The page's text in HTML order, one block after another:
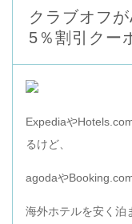
クラブオフ
5％割引クー
Expediaや
るけど、
agodaや
海外ホテルを安く泊